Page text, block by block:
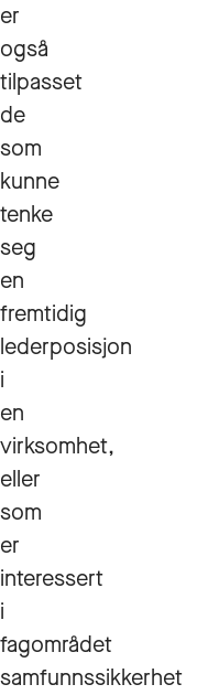
er
også
tilpasset
de
som
kunne
tenke
seg
en
fremtidig
lederposisjon
i
en
virksomhet,
eller
som
er
interessert
i
fagområdet
samfunnssikkerhet